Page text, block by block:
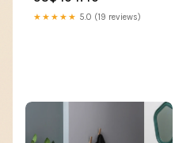
76-92
★★★★★ 5.0 (19 reviews)